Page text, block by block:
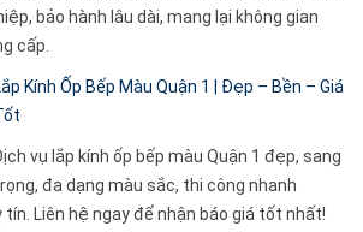
bảo hành lâu dài, mang lại không gian
cấp.
Kính Ốp Bếp Màu Quận 1 | Đẹp – Bền – Giá
vụ lắp kính ốp bếp màu Quận 1 đẹp, sang
đa dạng màu sắc, thi công nhanh
tín. Liên hệ ngay để nhận báo giá tốt nhất!